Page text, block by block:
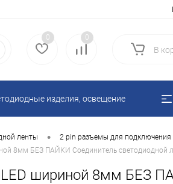
0 0
В
изделия, освещение
ленты • 2 pin разъемы для подключения
8мм БЕЗ ПАЙКИ Соединитель светодиодной
шириной 8мм БЕЗ